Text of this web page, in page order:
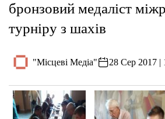
бронзовий медаліст
турніру з шахів
"Місцеві Медіа" 28 Сер 2017 |